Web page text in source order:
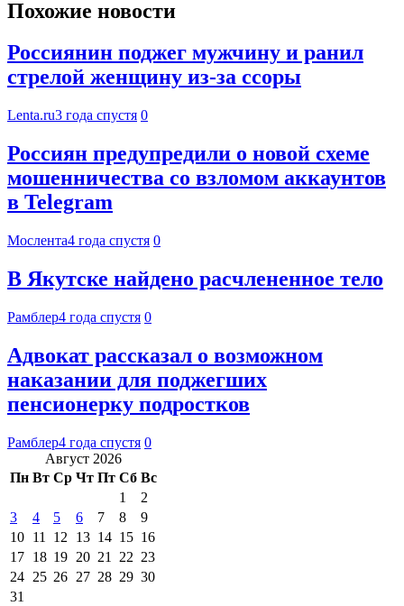
Похожие новости
Россиянин поджег мужчину и ранил
стрелой женщину из-за ссоры
Lenta.ru3 года спустя 0
Россиян предупредили о новой схеме
мошенничества со взломом аккаунтов
в Telegram
Мослента4 года спустя 0
В Якутске найдено расчлененное тело
Рамблер4 года спустя 0
Адвокат рассказал о возможном
наказании для поджегших
пенсионерку подростков
Рамблер4 года спустя 0
Август 2026
Пн Вт Ср Чт Пт Сб Вс
1
2
3
4 5 6 7 8
9
10 11 12 13 14 15 16
17 18 19 20 21 22 23
24 25 26 27 28 29 30
31